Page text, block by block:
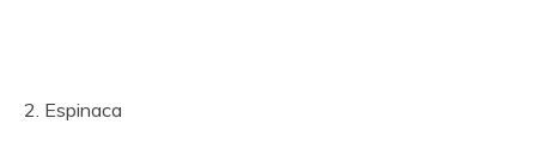
2. Espinaca